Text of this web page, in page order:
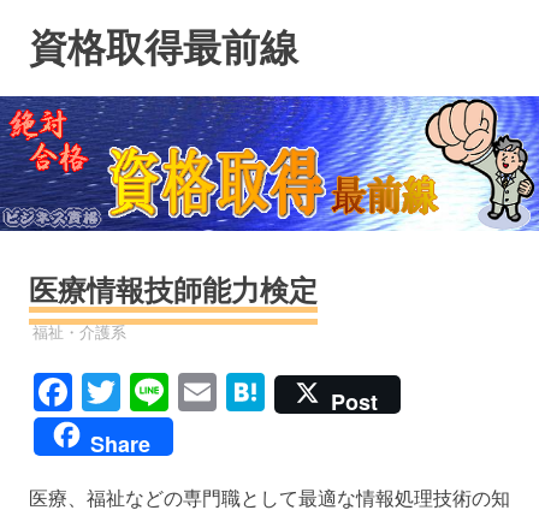
ン
ツ
へ
ス
キ
資格取得最前線
医療情報技師能力検定
資格
福祉・介護系
Facebook
TwitterLineEmailHatena
Post
Share
医療、福祉などの専門職として最適な情報処理技術の知